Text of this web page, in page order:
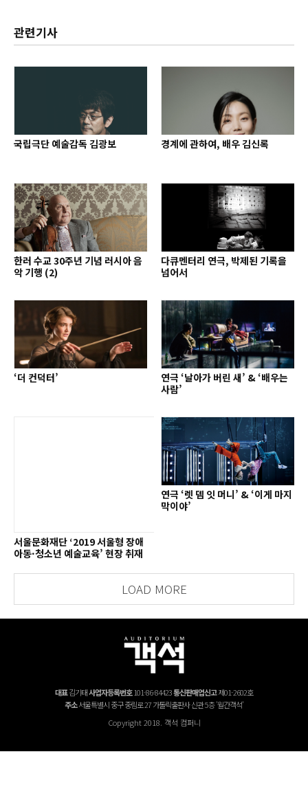
관련기사
국립극단 예술감독 김광보 경계에 관하여, 배우 김신록
한러 수교 30주년 기념 러시아 음
악 기행 (2)
다큐멘터리 연극, 박제된 기록을
넘어서
‘더 컨덕터’
연극 ‘날아가 버린 새’ & ‘배우는
사람’
서울문화재단 ‘2019 서울형 장애
아동·청소년 예술교육’ 현장 취재
연극 ‘렛 뎀 잇 머니’ & ‘이게 마지
막이야’
LOAD MORE
대표김기태사업자등록번호101-86-84423통신판매업신고제01-2602호
주소서울특별시 중구 중림로 27 가톨릭출판사 신관 5층 '월간객석'
Copyright 2018. 객석 컴퍼니